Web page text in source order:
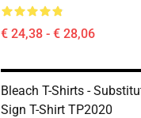
€ 24,38 - € 28,06
Bleach T-Shirts -
Sign T-Shirt TP2020